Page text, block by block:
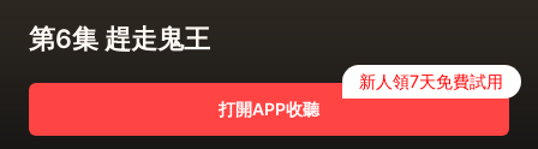
第6集 趕走鬼王
打開APP收聽
新人領7天免費試用